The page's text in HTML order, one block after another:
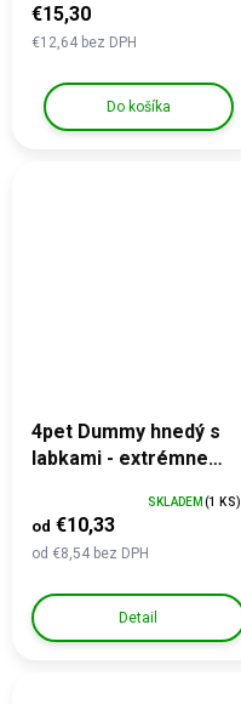
€12,64 bez DPH
€15,30
Do košíka
4pet Dummy hnedý s
labkami - extrémne
od €8,54 bez DPH
od €10,33
SKLADEM (1 KS)
Detail